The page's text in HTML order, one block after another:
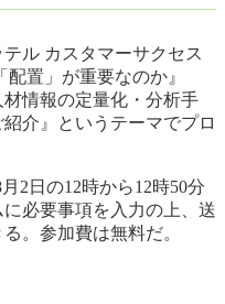
ル カスタマーサクセス
置」が重要なのか』
情報の定量化・分析手
介』というテーマでプロ
2日の12時から12時50分
必要事項を入力の上、送
。参加費は無料だ。